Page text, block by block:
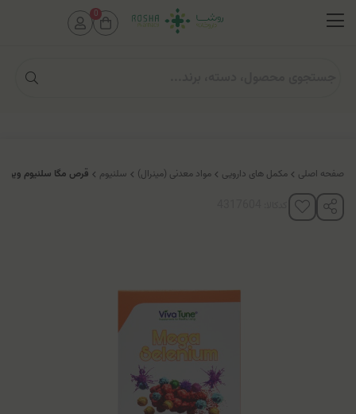
صفحه اصلی مکمل های دارویی مواد معدنی (مینرال) سلنیوم قرص مگا سلنیوم
0